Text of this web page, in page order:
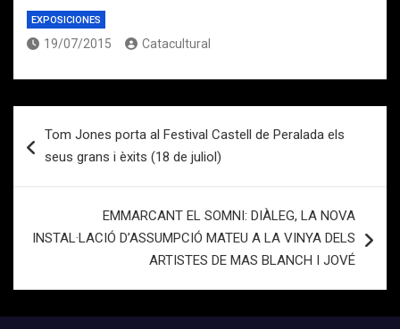
EXPOSICIONES
19/07/2015 Catacultural
de
Tom Jones porta al Festival Castell de Peralada els
seus grans i èxits (18 de juliol)
EMMARCANT EL SOMNI: DIÀLEG, LA NOVA
INSTAL·LACIÓ D’ASSUMPCIÓ MATEU A LA VINYA DELS
ARTISTES DE MAS BLANCH I JOVÉ